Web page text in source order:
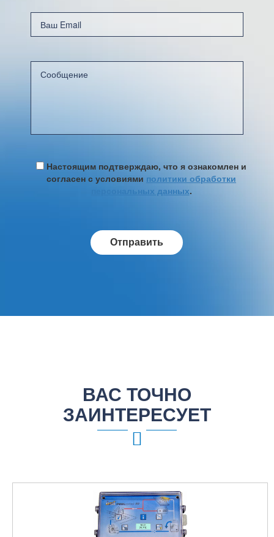
Настоящим подтверждаю, что я ознакомлен и
согласен с условиями политики обработки
персональных данных.
ВАС ТОЧНО
ЗАИНТЕРЕСУЕТ